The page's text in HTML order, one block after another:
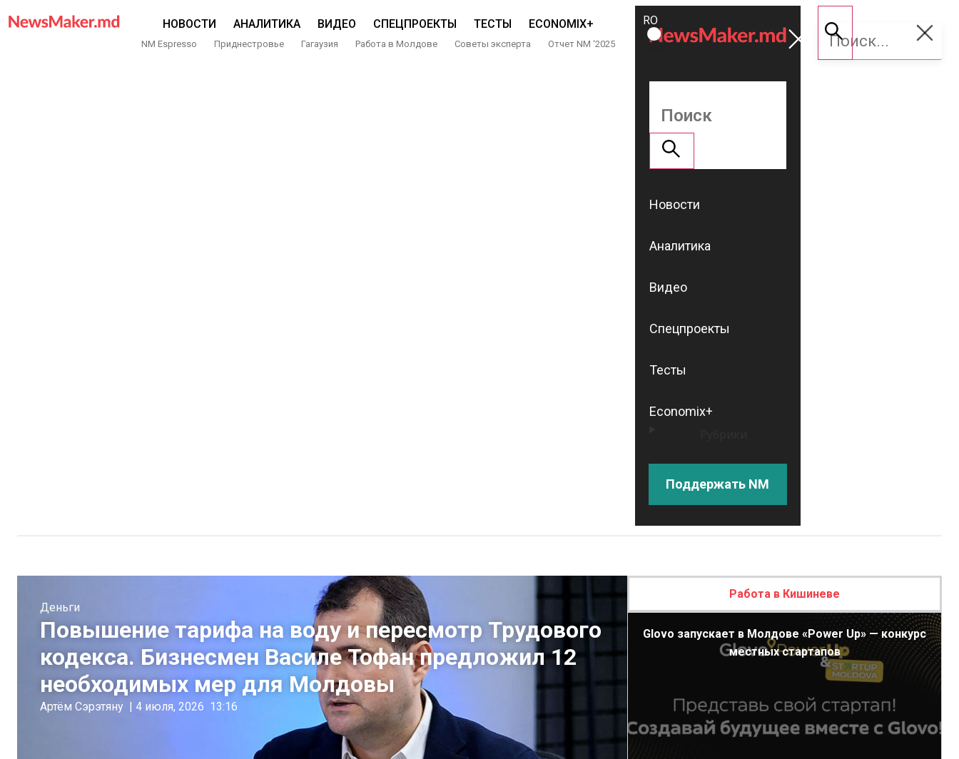
НОВОСТИ АНАЛИТИКА ВИДЕО СПЕЦПРОЕКТЫ ТЕСТЫ ECONOMIX+
NM Espresso Приднестровье Гагаузия Работа в Молдове Советы эксперта Отчет NM ‘2025
ROMÂNĂ
RU
Поддержать
NM
Новости
Аналитика
Видео
Спецпроекты
Тесты
Economix+
Поддержать NM
Деньги
Повышение тарифа на воду и пересмотр Трудового
кодекса. Бизнесмен Василе Тофан предложил 12
необходимых мер для Молдовы
Артём Сэрэтяну | 4 июля, 2026 13:16
Работа в Кишиневе
Glovo запускает в Молдове «Power Up» — конкурс
местных стартапов